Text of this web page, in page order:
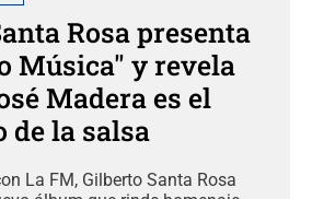
Rosa presenta
Música" y revela
Madera es el
de la salsa
La FM, Gilberto Santa Rosa